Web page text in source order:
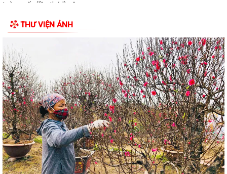
toàn quốc (lần thứ I) năm...
Liên hoan văn nghệ “Thanh âm mùa hạ” hứa hẹn nhiều tiết mục hấp
Trao 30 suất quà cho nạn nhân da cam có hoàn cảnh khó khăn
Quyết định phê duyệt kết quả trúng đấu giá Quyền sử dụng đất tại khu
dân cư Liễu Tràng, phường Tân...
Trung tâm Phục vụ hành chính công phường Tân Hưng tiếp nhận hồ
sơ thủ tục ngoài giờ hành chính
Công văn về tăng cường công tác phòng, chống dịch bệnh mùa hè
năm 2026
THƯ VIỆN ẢNH